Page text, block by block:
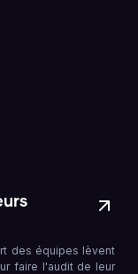
des équipes lèvent
faire l'audit de leur